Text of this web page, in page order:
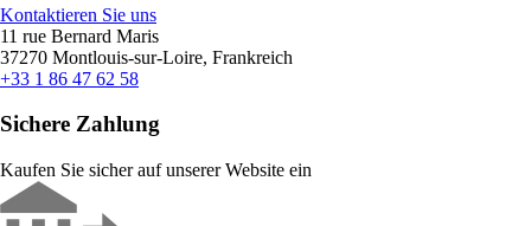
Kontaktieren Sie uns
11 rue Bernard Maris
37270 Montlouis-sur-Loire, Frankreich
+33 1 86 47 62 58
Sichere Zahlung
Kaufen Sie sicher auf unserer Website ein